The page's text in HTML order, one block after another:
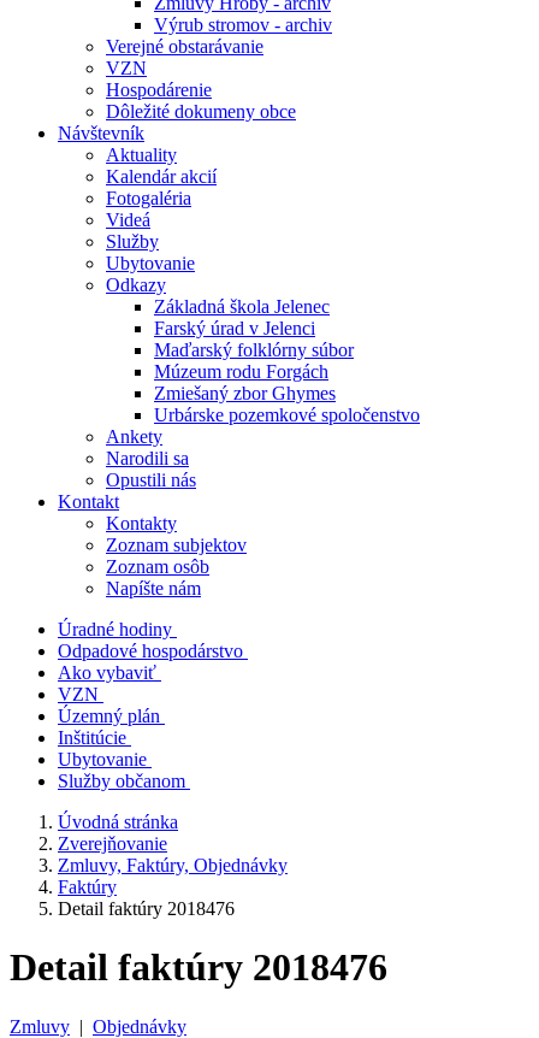
Výrub stromov - archiv
Verejné obstarávanie
VZN
Hospodárenie
Dôležité dokumeny obce
Návštevník
Aktuality
Kalendár akcií
Fotogaléria
Videá
Služby
Ubytovanie
Odkazy
Základná škola Jelenec
Farský úrad v Jelenci
Maďarský folklórny súbor
Múzeum rodu Forgách
Zmiešaný zbor Ghymes
Urbárske pozemkové spoločenstvo
Ankety
Narodili sa
Opustili nás
Kontakt
Kontakty
Zoznam subjektov
Zoznam osôb
Napíšte nám
Úradné hodiny
Odpadové hospodárstvo
Ako vybaviť
VZN
Územný plán
Inštitúcie
Ubytovanie
Služby občanom
Úvodná stránka
Zverejňovanie
Zmluvy, Faktúry, Objednávky
Faktúry
Detail faktúry 2018476
Detail faktúry 2018476
Zmluvy | Objednávky